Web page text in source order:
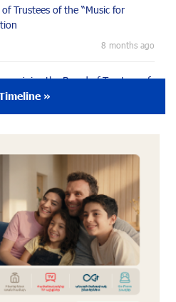
Trustees of the “Music for
8 months ago
joins the Board of Trustees of
Future Foundation
9 months ago
from the “Born in Artsakh”
Performed at the
of the “Artis Futura”
the Moscow “Russian
9 months ago
of the “Born in Artsakh” Program
of Artsakh to Moscow
»